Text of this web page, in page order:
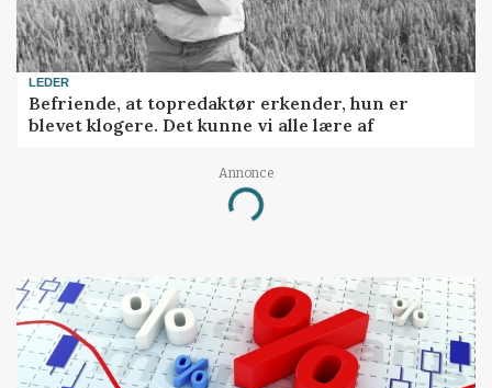
LEDER
Befriende, at topredaktør erkender, hun er
blevet klogere. Det kunne vi alle lære af
Annonce
Loading...